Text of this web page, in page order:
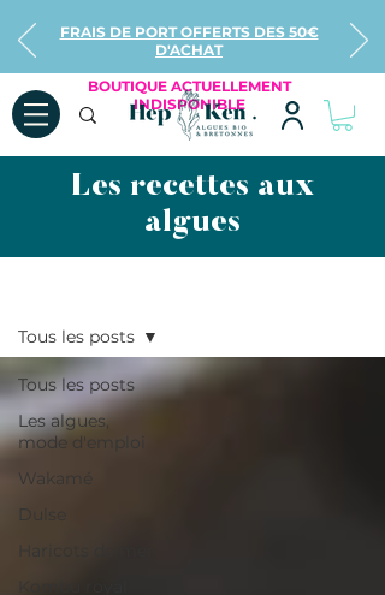
FRAIS DE PORT OFFERTS DES 50€
D'ACHAT
BOUTIQUE ACTUELLEMENT
INDISPONIBLE
Les recettes aux
algues
Tous les posts
Les algues,
mode d'emploi
Wakamé
Dulse
Tous les posts